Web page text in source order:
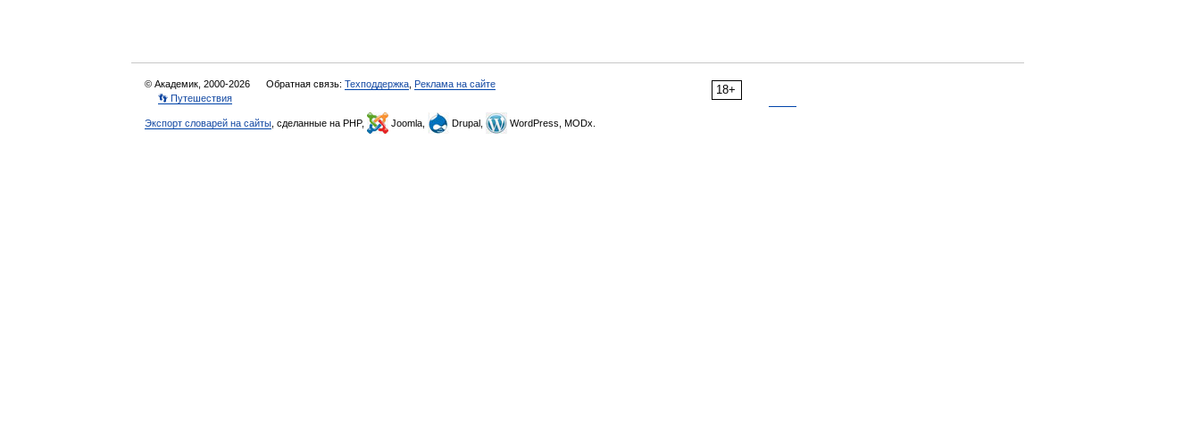
18+
© Академик, 2000-2026 Обратная связь: Техподдержка Реклама на сайте
👣 Путешествия
Экспорт словарей на сайты , сделанные на PHP, Joomla, Drupal, WordPress, MODx.